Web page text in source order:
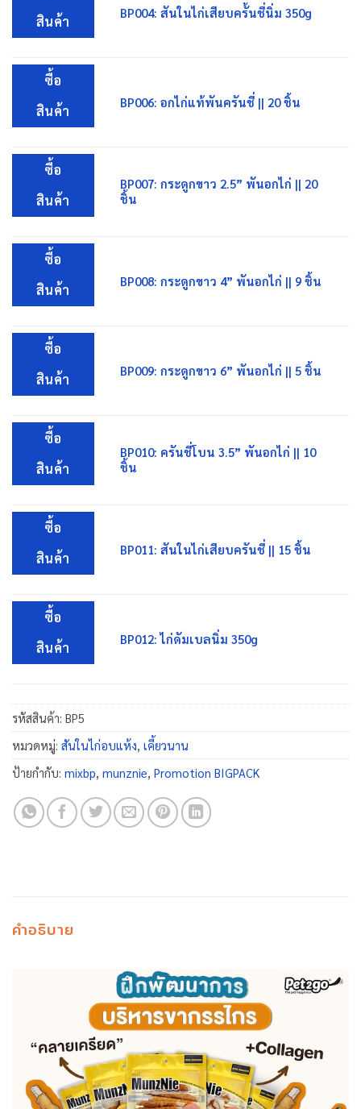
สินค้า
BP004: สันในไก่เสียบครั้นชี่นิ่ม 350g
ซื้อ
สินค้า
BP006: อกไก่แท้พันครันชี่ || 20 ชิ้น
ซื้อ
สินค้า
BP007: กระดูกขาว 2.5” พันอกไก่ || 20
ชิ้น
ซื้อ
สินค้า
BP008: กระดูกขาว 4” พันอกไก่ || 9 ชิ้น
ซื้อ
สินค้า
BP009: กระดูกขาว 6” พันอกไก่ || 5 ชิ้น
ซื้อ
สินค้า
BP010: ครันชี่โบน 3.5” พันอกไก่ || 10
ชิ้น
ซื้อ
สินค้า
BP011: สันในไก่เสียบครันชี่ || 15 ชิ้น
ซื้อ
สินค้า
BP012: ไก่ดัมเบลนิ่ม 350g
รหัสสินค้า: BP5
หมวดหมู่: สันในไก่อบแห้ง เคี้ยวนาน
ป้ายกำกับ: mixbp munznie Promotion BIGPACK
คำอธิบาย